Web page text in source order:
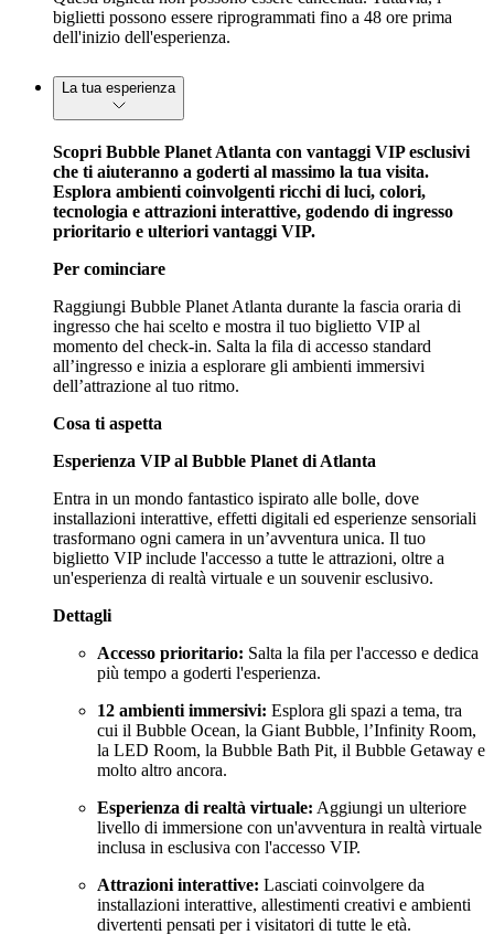
biglietti possono essere riprogrammati fino a 48 ore prima
dell'inizio dell'esperienza.
La tua esperienza
Scopri Bubble Planet Atlanta con vantaggi VIP esclusivi
che ti aiuteranno a goderti al massimo la tua visita.
Esplora ambienti coinvolgenti ricchi di luci, colori,
tecnologia e attrazioni interattive, godendo di ingresso
prioritario e ulteriori vantaggi VIP.
Per cominciare
Raggiungi Bubble Planet Atlanta durante la fascia oraria di
ingresso che hai scelto e mostra il tuo biglietto VIP al
momento del check-in. Salta la fila di accesso standard
all’ingresso e inizia a esplorare gli ambienti immersivi
dell’attrazione al tuo ritmo.
Cosa ti aspetta
Esperienza VIP al Bubble Planet di Atlanta
Entra in un mondo fantastico ispirato alle bolle, dove
installazioni interattive, effetti digitali ed esperienze sensoriali
trasformano ogni camera in un’avventura unica. Il tuo
biglietto VIP include l'accesso a tutte le attrazioni, oltre a
un'esperienza di realtà virtuale e un souvenir esclusivo.
Dettagli
Accesso prioritario: Salta la fila per l'accesso e dedica
più tempo a goderti l'esperienza.
12 ambienti immersivi: Esplora gli spazi a tema, tra
cui il Bubble Ocean, la Giant Bubble, l’Infinity Room,
la LED Room, la Bubble Bath Pit, il Bubble Getaway e
molto altro ancora.
Esperienza di realtà virtuale: Aggiungi un ulteriore
livello di immersione con un'avventura in realtà virtuale
inclusa in esclusiva con l'accesso VIP.
Attrazioni interattive: Lasciati coinvolgere da
installazioni interattive, allestimenti creativi e ambienti
divertenti pensati per i visitatori di tutte le età.